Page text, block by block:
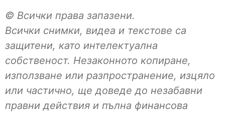
© Всички права запазени.
Всички снимки, видеа и текстове са
защитени, като интелектуална
собственост. Незаконното копиране,
използване или разпространение, изцяло
или частично, ще доведе до незабавни
правни действия и пълна финансова